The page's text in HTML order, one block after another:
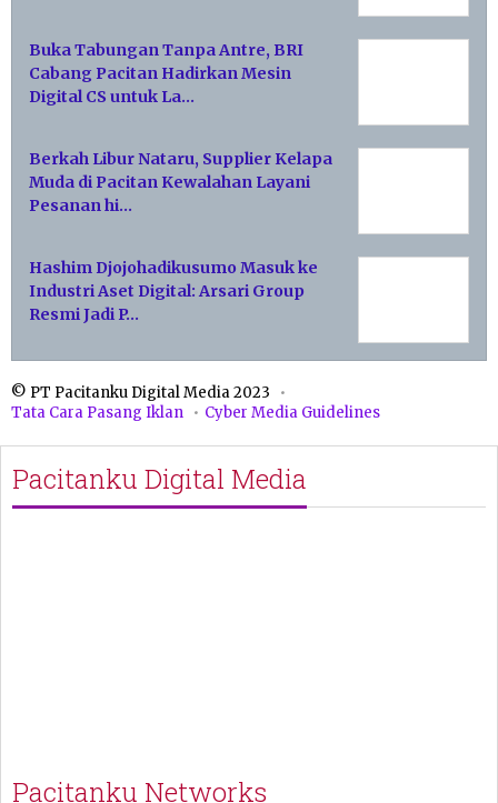
Buka Tabungan Tanpa Antre, BRI
Cabang Pacitan Hadirkan Mesin
Digital CS untuk La…
Berkah Libur Nataru, Supplier Kelapa
Muda di Pacitan Kewalahan Layani
Pesanan hi…
Hashim Djojohadikusumo Masuk ke
Industri Aset Digital: Arsari Group
Resmi Jadi P…
© PT Pacitanku Digital Media 2023
Tata Cara Pasang Iklan
Cyber Media Guidelines
Pacitanku Digital Media
Pacitanku Networks